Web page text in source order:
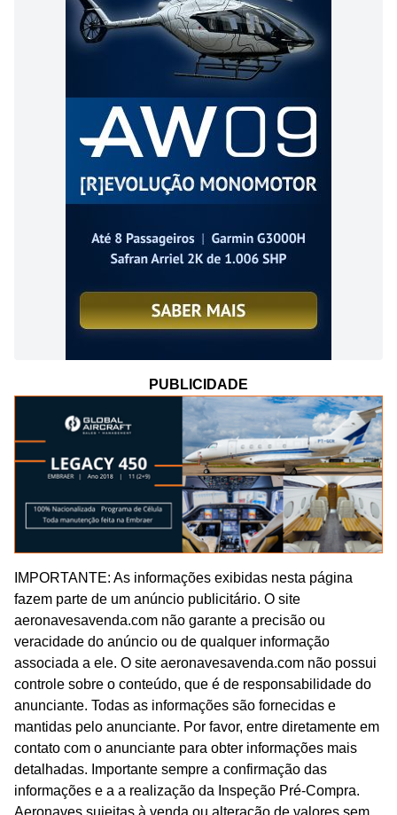
PUBLICIDADE
IMPORTANTE: As informações exibidas nesta página
fazem parte de um anúncio publicitário. O site
aeronavesavenda.com não garante a precisão ou
veracidade do anúncio ou de qualquer informação
associada a ele. O site aeronavesavenda.com não possui
controle sobre o conteúdo, que é de responsabilidade do
anunciante. Todas as informações são fornecidas e
mantidas pelo anunciante. Por favor, entre diretamente em
contato com o anunciante para obter informações mais
detalhadas. Importante sempre a confirmação das
informações e a a realização da Inspeção Pré-Compra.